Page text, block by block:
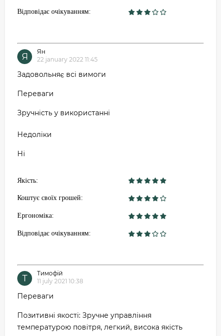
Відповідає очікуванням:
Я
Ян
22 january 2022 11:45
Задовольняє всі вимоги
Переваги
Зручність у використанні
Недоліки
Ні
Якість:
Коштує своїх грошей:
Ергономіка:
Відповідає очікуванням:
Т
Тимофій
11 july 2021 10:38
Переваги
Позитивні якості: Зручне управління
температурою повітря, легкий, висока якість